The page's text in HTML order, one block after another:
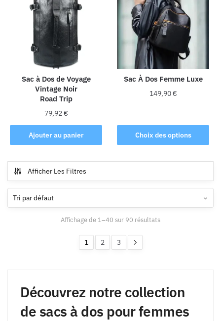
Les
options
peuvent
choisies
sur
la
page
du
produit
Les
options
peuvent
choisies
sur
la
page
Sac à Dos de Voyage
Vintage Noir
Road Trip
79,92€
Ajouter au panier
Sac À Dos Femme Luxe
149,90€
Choix des options
produit
a
plusieurs
variations.
options
être
Afficher Les Filtres
Affichage de 1–40 sur 90 résultats
1 2 3
Découvrez notre collection
de sacs à dos pour femmes